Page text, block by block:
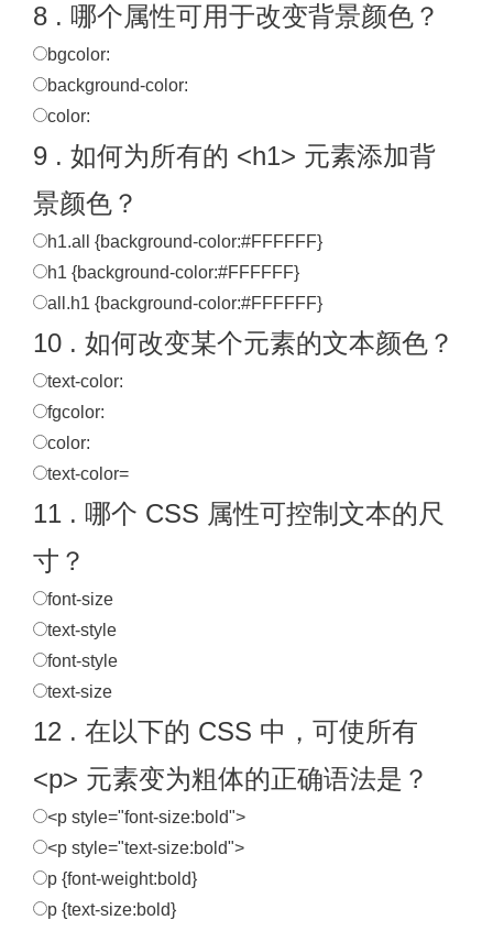
8 . 哪个属性可用于改变背景颜色？
bgcolor:
background-color:
color:
9 . 如何为所有的 <h1> 元素添加背
景颜色？
h1.all {background-color:#FFFFFF}
h1 {background-color:#FFFFFF}
all.h1 {background-color:#FFFFFF}
10 . 如何改变某个元素的文本颜色？
text-color:
fgcolor:
color:
text-color=
11 . 哪个 CSS 属性可控制文本的尺
寸？
font-size
text-style
font-style
text-size
12 . 在以下的 CSS 中，可使所有
<p> 元素变为粗体的正确语法是？
<p style="font-size:bold">
<p style="text-size:bold">
p {font-weight:bold}
p {text-size:bold}